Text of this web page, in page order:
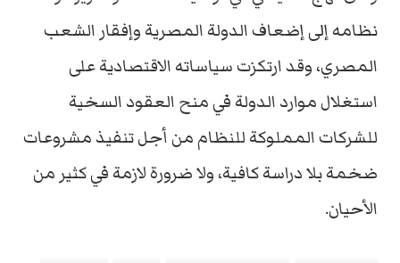
نظامه إلى إضعاف الدولة المصرية وإفقار الشعب
المصري، وقد ارتكزت سياساته الاقتصادية على
استغلال موارد الدولة في منح العقود السخية
للشركات المملوكة للنظام من أجل تنفيذ مشروعات
ضخمة بلا دراسة كافية، ولا ضرورة لازمة في كثير من
الأحيان.